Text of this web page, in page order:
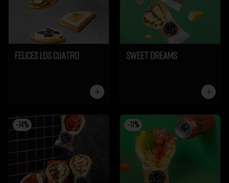
Felices los cuatro Sweet Dreams
- 14 % - %